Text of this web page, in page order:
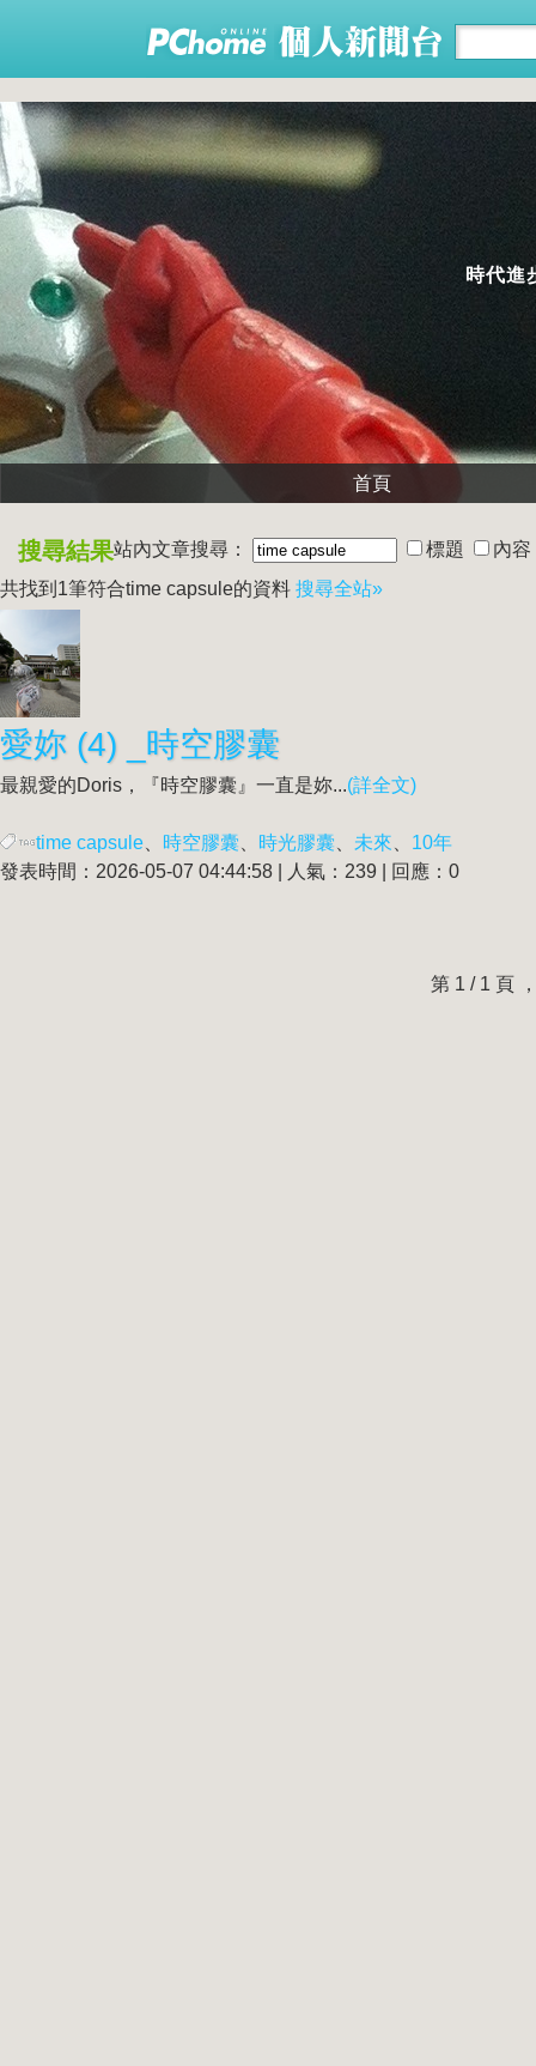
時代進
首頁
搜尋結果站內文章搜尋： 標題
內容
共找到1筆符合time capsule的資料 搜尋全站»
愛妳 (4) _時空膠囊
最親愛的Doris，『時空膠囊』一直是妳...(詳全文)
time capsule 時空膠囊 時光膠囊 未來
10年
發表時間：2026-05-07 04:44:58 | 人氣：239 | 回應：0
第 1 / 1